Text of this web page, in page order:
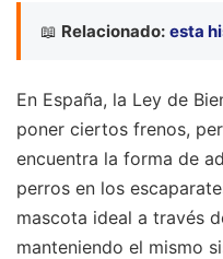
📖 Relacionado: esta
En España, la Ley de
poner ciertos frenos,
encuentra la forma de
perros en los
mascota ideal a través
manteniendo el mismo